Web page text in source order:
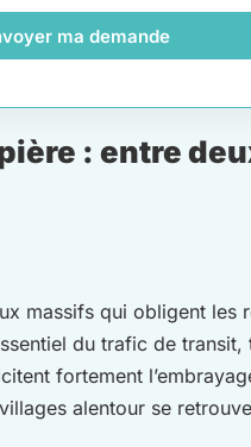
ma demande
: entre
massifs qui obligent
du trafic de
fortement
alentour se